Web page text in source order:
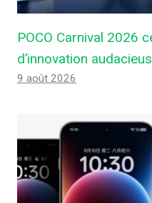
POCO Carnival 2026
d’innovation
9 août 2026